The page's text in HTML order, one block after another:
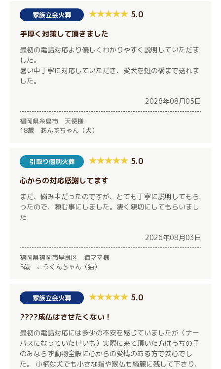
家族立会火葬 5.0
手厚く対策して頂きました
最初の電話対応より優しくわかりやすく説明していただま
した。
暑い中丁寧に対応していただき、愛犬を虹の橋まで送れま
した。
2026年08月05日
福岡県糸島市 天使様
18歳 あんずちゃん（犬）
引取り個別火葬 5.0
心からの対応感謝してます
まだ、悩み中だったのですが、とても丁寧に説明してもら
ったので、頼む事にしました。凄く親切にしてもらいまし
た
2026年08月03日
福岡県福岡市早良区 猫ママ様
5歳 こうくんちゃん（猫）
家族立会火葬 5.0
????成仏はさせたくない！
最初の電話対応には多少の不安を感じていましたが（ナー
バスになっていたせいも）実際に来て頂いた方はうちの子
のみならず動物全般に心からの愛情のある方で安心でし
た。 小柄な犬でも小さな指や喉仏も綺麗に残して下さり、